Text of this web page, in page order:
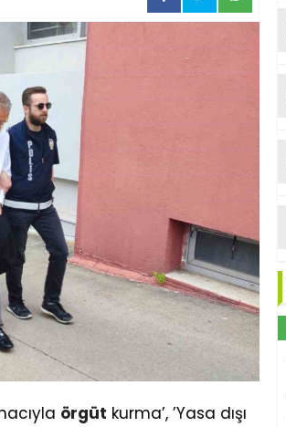
örgüt kurma’, ’Yasa dışı